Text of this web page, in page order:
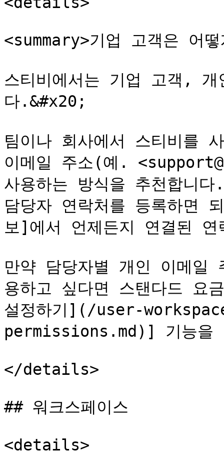
<summary>기업 고객은 어
스티비에서는 기업 고객,
다.&#x20;
팀이나 회사에서 스티비를
이메일 주소(예.
사용하는 방식을 추천합니
담당자 연락처를 등록하면
보]에서 언제든지 연결된
만약 담당자별 개인 이메일
용하고 싶다면 스탠다드 요
설정하기](/user-
permissions.md)] 기능을
</details>
## 워크스페이스
<details>